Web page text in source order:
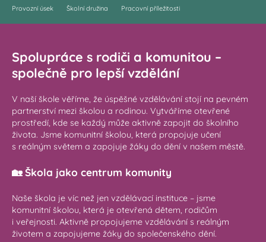
Provozní úsek
Školní družina Pracovní příležitosti
Spolupráce s rodiči a komunitou –
společně pro lepší vzdělání
V naší škole věříme, že úspěšné vzdělávání stojí na pevném
partnerství mezi školou a rodinou. Vytváříme otevřené
prostředí, kde se každý může aktivně zapojit do školního
života. Jsme komunitní školou, která propojuje učení
s reálným světem a zapojuje žáky do dění v našem městě.
🏡 Škola jako centrum komunity
Naše škola je víc než jen vzdělávací instituce – jsme
komunitní školou, která je otevřená dětem, rodičům
i veřejnosti. Aktivně propojujeme vzdělávání s reálným
životem a zapojujeme žáky do společenského dění.